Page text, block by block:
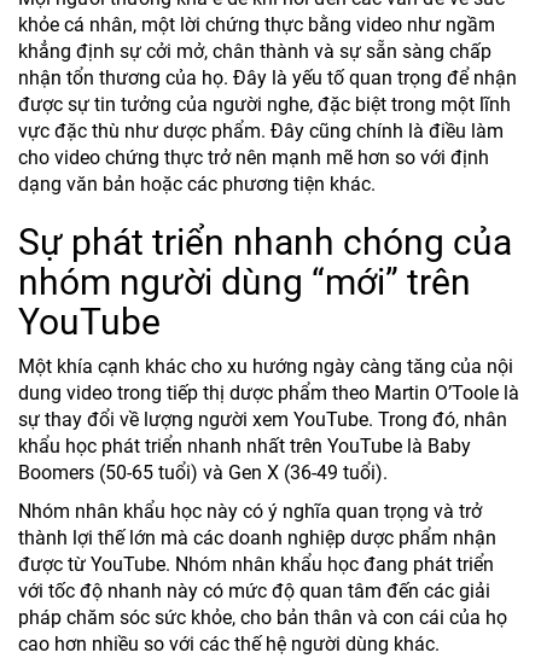
khỏe cá nhân, một lời chứng thực bằng video như ngầm
khẳng định sự cởi mở, chân thành và sự sẵn sàng chấp
nhận tổn thương của họ. Đây là yếu tố quan trọng để nhận
được sự tin tưởng của người nghe, đặc biệt trong một lĩnh
vực đặc thù như dược phẩm. Đây cũng chính là điều làm
cho video chứng thực trở nên mạnh mẽ hơn so với định
dạng văn bản hoặc các phương tiện khác.
Sự phát triển nhanh chóng của
nhóm người dùng “mới” trên
YouTube
Một khía cạnh khác cho xu hướng ngày càng tăng của nội
dung video trong tiếp thị dược phẩm theo Martin O’Toole là
sự thay đổi về lượng người xem YouTube. Trong đó, nhân
khẩu học phát triển nhanh nhất trên YouTube là Baby
Boomers (50-65 tuổi) và Gen X (36-49 tuổi).
Nhóm nhân khẩu học này có ý nghĩa quan trọng và trở
thành lợi thế lớn mà các doanh nghiệp dược phẩm nhận
được từ YouTube. Nhóm nhân khẩu học đang phát triển
với tốc độ nhanh này có mức độ quan tâm đến các giải
pháp chăm sóc sức khỏe, cho bản thân và con cái của họ
cao hơn nhiều so với các thế hệ người dùng khác.